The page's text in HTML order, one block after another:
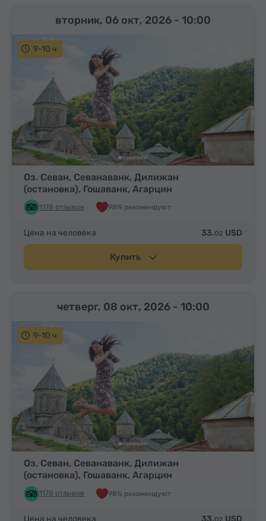
9-10 ч
Оз. Севан, Севанаванк, Дилижан
(остановка), Гошаванк, Агарцин
1178 отзывов 98% рекомендуют
вторник, 06 окт, 2026 - 10:00
Цена на человека 33.02 USD
Купить
9-10 ч
Оз. Севан, Севанаванк, Дилижан
(остановка), Гошаванк, Агарцин
1178 отзывов 98% рекомендуют
четверг, 08 окт, 2026 - 10:00